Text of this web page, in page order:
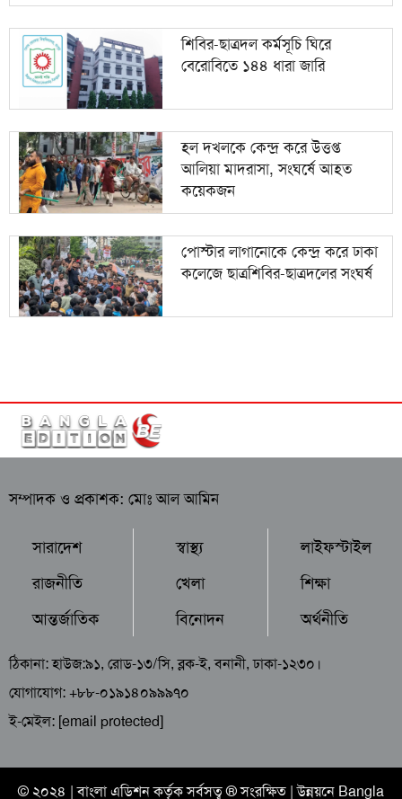
শিবির-ছাত্রদল কর্মসূচি ঘিরে
বেরোবিতে ১৪৪ ধারা জারি
হল দখলকে কেন্দ্র করে উত্তপ্ত
আলিয়া মাদরাসা, সংঘর্ষে আহত
কয়েকজন
পোস্টার লাগানোকে কেন্দ্র করে ঢাকা
কলেজে ছাত্রশিবির-ছাত্রদলের সংঘর্ষ
সম্পাদক ও প্রকাশক: মোঃ আল আমিন
সারাদেশ
রাজনীতি
আন্তর্জাতিক
স্বাস্থ্য
খেলা
বিনোদন
লাইফস্টাইল
শিক্ষা
অর্থনীতি
ঠিকানা: হাউজ:৯১, রোড-১৩/সি, ব্লক-ই, বনানী, ঢাকা-১২৩০।
যোগাযোগ: +৮৮-০১৯১৪০৯৯৯৭০
ই-মেইল: [email protected]
© ২০২৪ |বাংলা এডিশনকর্তৃক সর্বসত্ব ® সংরক্ষিত | উন্নয়নে Bangla